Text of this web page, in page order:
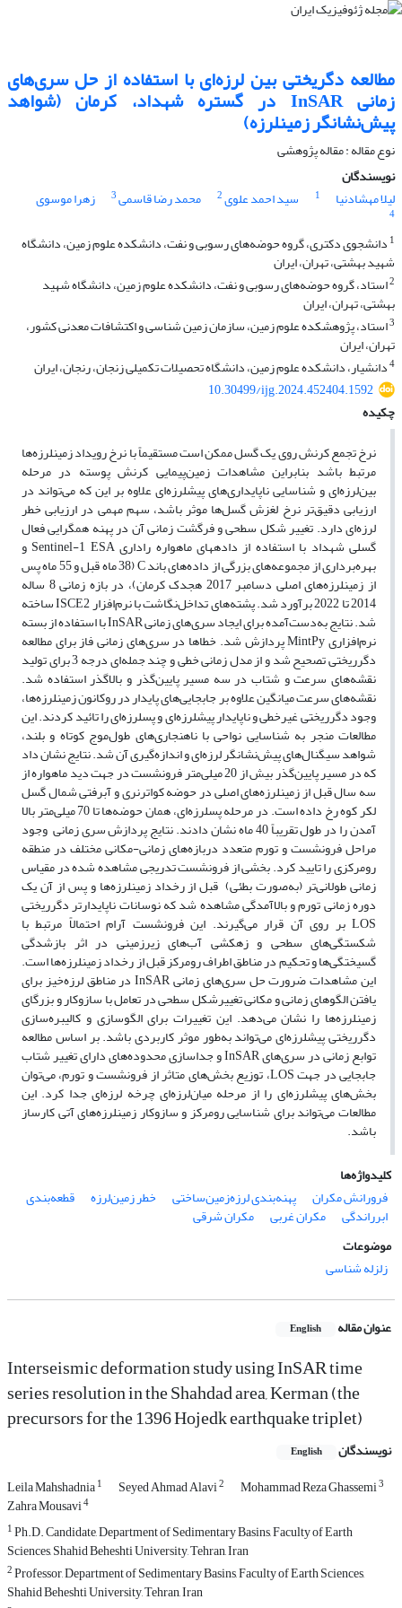
مطالعه دگریختی بین لرزه‌ای با استفاده از حل سری‌های
زمانی InSAR در گستره شهداد، کرمان (شواهد
پیش‌نشانگر زمینلرزه)
نوع مقاله : مقاله پژوهشی‌
نویسندگان
لیلا مهشادنیا
1 سید احمد علوی2 محمد رضا قاسمی3 زهرا موسوی
4
1 دانشجوی دکتری، گروه حوضه‌های رسوبی و نفت، دانشکده علوم زمین، دانشگاه
شهید بهشتی، تهران، ایران
2استاد، گروه حوضه‌های رسوبی و نفت، دانشکده علوم زمین، دانشگاه شهید
بهشتی، تهران، ایران
3استاد، پژوهشکده علوم زمین، سازمان زمین شناسی و اکتشافات معدنی کشور،
تهران، ایران
4دانشیار، دانشکده علوم زمین، دانشگاه تحصیلات تکمیلی زنجان، رنجان، ایران
10.30499/ijg.2024.452404.1592
چکیده
نرخ تجمع کرنش روی یک گسل ممکن است مستقیماً با نرخ رویداد زمینلرزه‌ها
مرتبط باشد بنابراین مشاهدات زمین‌پیمایی کرنش پوسته در مرحله
بین‌لرزه‌ای و شناسایی ناپایداری‌های پیشلرزه‌ای علاوه بر این که می‌تواند در
ارزیابی دقیق‌تر نرخ لغزش گسل‌ها موثر باشد، سهم مهمی در ارزیابی خطر
لرزه‌ای دارد. تغییر شکل سطحی و فرگشت زمانی آن در پهنه همگرایی فعال
گسلی شهداد با استفاده از داده‏های ماهواره راداری Sentinel-1 ESA و
بهره‌برداری از مجموعه‌های بزرگی از داده‌های باند C (38 ماه قبل و 55 ماه پس
از زمینلرزه‌های اصلی دسامبر 2017 هجدک کرمان)، در بازه زمانی 8 ساله
2014 تا 2022 برآورد شد. پشته‌های تداخل‌نگاشت با نرم‌افزار ISCE2 ساخته
شد. نتایج به‌دست‌آمده برای ایجاد سری‌های زمانی InSAR با استفاده از بسته
نرم‌افزاری MintPy پردازش شد. خطاها در سری‌های زمانی فاز برای مطالعه
دگرریختی تصحیح شد و از مدل زمانی خطی و چند جمله‌ای درجه 3 برای تولید
نقشه‌های سرعت‌ و شتاب در سه مسیر پایین‌گذر و بالاگذر استفاده شد.
نقشه‌های سرعت میانگین علاوه بر جابجایی‌های پایدار در روکانون زمینلرزه‌ها،
وجود دگرریختی غیر‌خطی و ناپایدار پیشلرزه‌ای و پسلرزه‌ای را تائید کردند. این
مطالعات منجر به شناسایی نواحی با ناهنجاری‌های طول‌موج کوتاه و بلند،
شواهد سیگنال‌های پیش‌نشانگر لرزه‌ای و اندازه‌گیری آن شد. نتایج نشان داد
که در مسیر پایین‌گذر بیش از 20 میلی‌متر فرونشست در جهت دید ماهواره از
سه سال قبل از زمینلرزه‌های اصلی در حوضه کواترنری و آبرفتی شمال گسل
لکر کوه رخ داده است. در مرحله پسلرزه‌ای، همان حوضه‌ها تا 70 میلی‌متر بالا
آمدن را در طول تقریباً 40 ماه نشان دادند. نتایج پردازش سری زمانی وجود
مراحل فرونشست و تورم متعدد دربازه‌های زمانی-مکانی مختلف در منطقه
رومرکزی را تایید کرد. بخشی از فرونشست تدریجی مشاهده ‌شده در مقیاس
زمانی طولانی‌تر (به‌صورت بطئی) قبل از رخداد زمینلرزه‌ها و پس از آن یک
دوره زمانی تورم و بالاآمدگی مشاهده شد که نوسانات ناپایدارتر دگرریختی
LOS بر روی آن قرار می‌گیرند. این فرونشست آرام احتمالاً مرتبط با
شکستگی‌های سطحی و زهکشی آب‌های زیرزمینی در اثر بازشدگی
گسیختگی‌ها و تحکیم در مناطق اطراف رومرکز قبل از رخداد زمینلرزه‌ها است.
این مشاهدات ضرورت حل سری‌های زمانی InSAR‌ در مناطق لرزه‌خیز برای
یافتن الگوهای زمانی و مکانی تغییر‌شکل سطحی در تعامل با سازوکار و بزرگای
زمینلرزه‌ها را نشان می‌دهد. این تغییرات برای الگو‌سازی و کالیبره‌سازی
دگرریختی پیشلرزه‌ای می‌تواند به‌طور موثر کاربردی باشد. بر اساس مطالعه
توابع زمانی در سری‌های InSAR و جداسازی محدوده‌های دارای تغییر شتاب
جابجایی در جهت LOS، توزیع بخش‌های متاثر از فرونشست و تورم، می‌توان
بخش‌های‌ پیشلرزه‌ای را از مرحله میان‌لرزه‌ای چرخه لرزه‌ای جدا کرد. این
مطالعات می‌تواند برای شناسایی رومرکز و سازوکار زمینلرزه‌های آتی کارساز
باشد.
کلیدواژه‌ها
فرورانش مکران
پهنه‌بندی لرزه‌زمین‌ساختی خطر زمین‌لرزه قطعه‌بندی
ابرراندگی مکران غربی
مکران شرقی
موضوعات
زلزله شناسی
عنوان مقاله English
Interseismic deformation study using InSAR time
series resolution in the Shahdad area, Kerman (the
precursors for the 1396 Hojedk earthquake triplet)
نویسندگان English
Leila Mahshadnia1 Seyed Ahmad Alavi2 Mohammad Reza Ghassemi3
Zahra Mousavi4
1Ph.D. Candidate, Department of Sedimentary Basins, Faculty of Earth
Sciences, Shahid Beheshti University, Tehran, Iran
2Professor, Department of Sedimentary Basins, Faculty of Earth Sciences,
Shahid Beheshti University, Tehran, Iran